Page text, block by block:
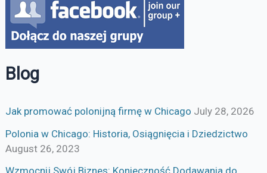
Blog
Jak promować polonijną firmę w Chicago July 28, 2026
Polonia w Chicago: Historia, Osiągnięcia i Dziedzictwo
August 26, 2023